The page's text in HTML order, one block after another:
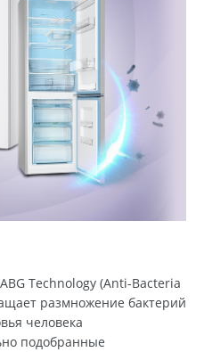
Technology (Anti-Bacteria
размножение бактерий
человека
подобранные